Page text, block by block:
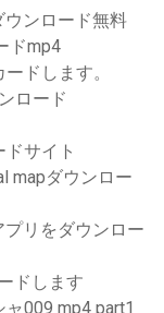
ウンロード無料
ドmp4
ドします。
ロード
サイト
mapダウンロー
リをダウンロー
ドします
009 mp4 part1